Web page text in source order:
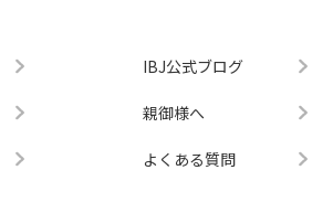
IBJ公式ブログ
親御様へ
よくある質問